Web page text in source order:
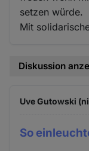
setzen würde.
Mit
Diskussion
Uve Gutowski
So